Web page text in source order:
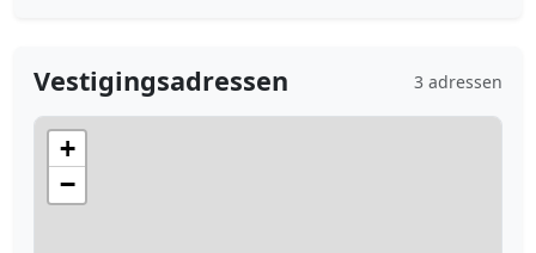
Vestigingsadressen 3 adressen
+
−